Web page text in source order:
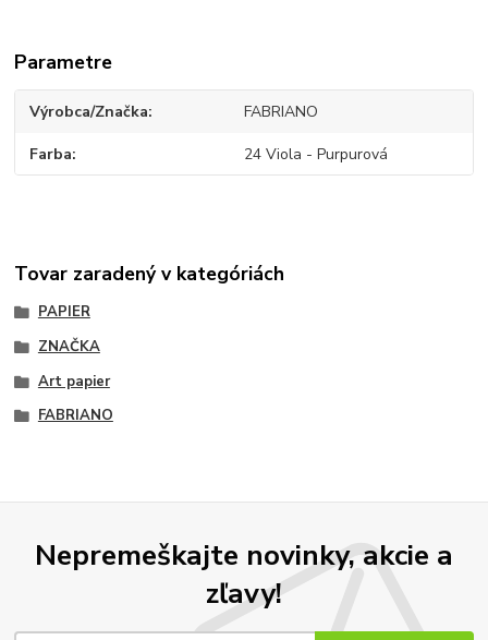
Parametre
Výrobca/Značka FABRIANO
Farba 24 Viola - Purpurová
Tovar zaradený v kategóriách
PAPIER
ZNAČKA
Art papier
FABRIANO
Nepremeškajte novinky, akcie a
zľavy!